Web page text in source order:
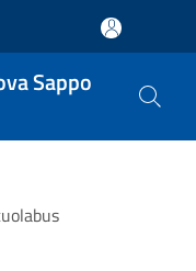
Sappo